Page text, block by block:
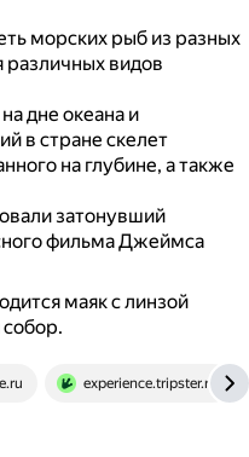
морских рыб из разных
различных видов
дне океана и
в стране скелет
на глубине, а также
затонувший
фильма Джеймса
маяк с линзой
experience.tripster.ru